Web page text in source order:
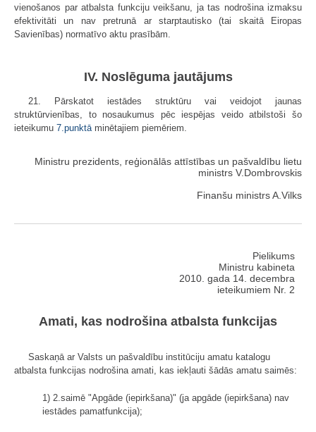
vienošanos par atbalsta funkciju veikšanu, ja tas nodrošina izmaksu
efektivitāti un nav pretrunā ar starptautisko (tai skaitā Eiropas
Savienības) normatīvo aktu prasībām.
IV. Noslēguma jautājums
21. Pārskatot iestādes struktūru vai veidojot jaunas
struktūrvienības, to nosaukumus pēc iespējas veido atbilstoši šo
ieteikumu 7.punktā minētajiem piemēriem.
Ministru prezidents, reģionālās attīstības un pašvaldību lietu
ministrs V.Dombrovskis
Finanšu ministrs A.Vilks
Pielikums
Ministru kabineta
2010. gada 14. decembra
ieteikumiem Nr. 2
Amati, kas nodrošina atbalsta funkcijas
Saskaņā ar Valsts un pašvaldību institūciju amatu katalogu
atbalsta funkcijas nodrošina amati, kas iekļauti šādās amatu saimēs:
1) 2.saimē "Apgāde (iepirkšana)" (ja apgāde (iepirkšana) nav
iestādes pamatfunkcija);